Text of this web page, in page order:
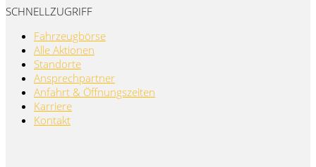
SCHNELLZUGRIFF
Fahrzeugbörse
Alle Aktionen
Standorte
Ansprechpartner
Anfahrt & Öffnungszeiten
Karriere
Kontakt